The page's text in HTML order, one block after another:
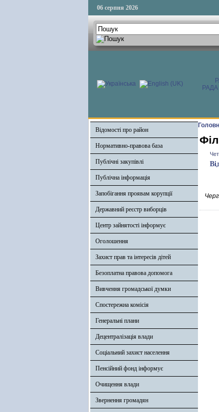
06 серпня 2026
РАДА
Відомості про район
Нормативно-правова база
Публічні закупівлі
Публічна інформація
Запобігання проявам корупції
Державний реєстр виборців
Центр зайнятості інформує
Оголошення
Захист прав та інтересів дітей
Безоплатна правова допомога
Вивчення громадської думки
Спостережна комісія
Генеральні плани
Децентралізація влади
Соціальний захист населення
Пенсійний фонд інформує
Очищення влади
Звернення громадян